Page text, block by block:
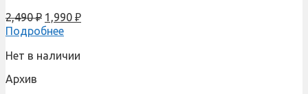
2,490₽ 1,990 ₽
Подробнее
Нет в наличии
Архив